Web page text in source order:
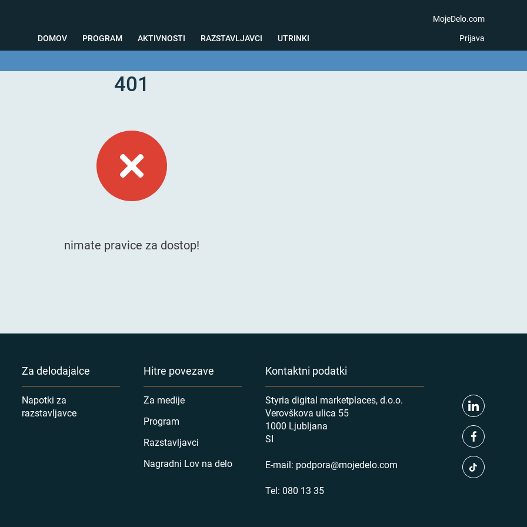
DOMOV PROGRAM AKTIVNOSTI
Testiranja
RAZSTAVLJAVCI UTRINKI
MojeDelo.com
Prijava
401
nimate pravice za dostop!
Za delodajalce
Napotki za
razstavljavce
Hitre povezave
Za medije
Program
Razstavljavci
Nagradni Lov na delo
Kontaktni podatki
Styria digital marketplaces, d.o.o.
Verovškova ulica 55
1000 Ljubljana
SI
E-mail: podpora@mojedelo.com
Tel: 080 13 35